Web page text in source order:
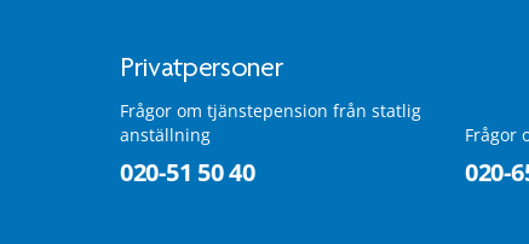
Privatpersoner
Frågor om tjänstepension från statlig
anställning
020-51 50 40
Frågor
020-